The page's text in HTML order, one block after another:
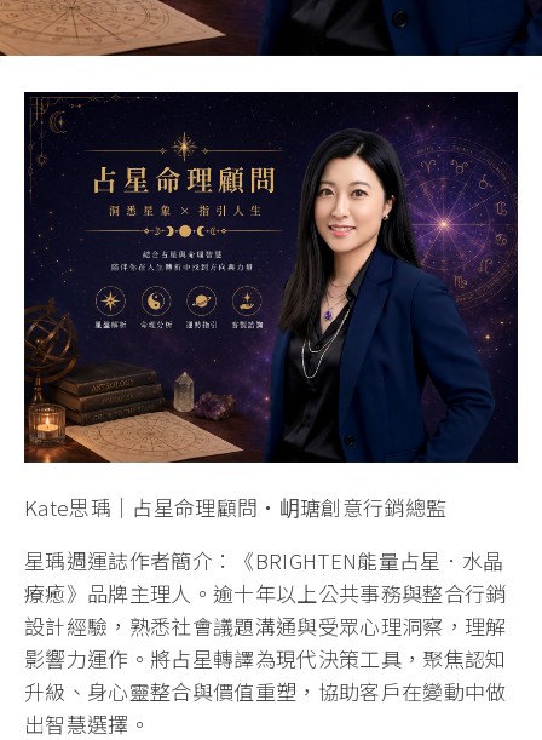
Kate思瑀｜占星命理顧問・岄瑭創意行銷總監
星瑀週運誌作者簡介：《BRIGHTEN能量占星．水晶
療癒》品牌主理人。逾十年以上公共事務與整合行銷
設計經驗，熟悉社會議題溝通與受眾心理洞察，理解
影響力運作。將占星轉譯為現代決策工具，聚焦認知
升級、身心靈整合與價值重塑，協助客戶在變動中做
出智慧選擇。